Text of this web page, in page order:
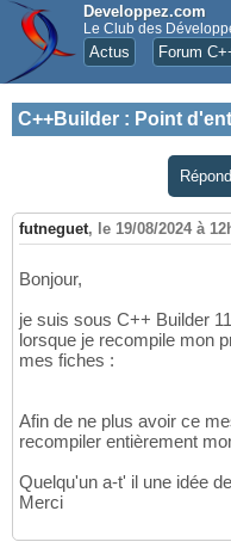
Developpez.com
Le Club des
Actus Forum
C++Builder : Point
futneguet, le 19/08/2024 à
Bonjour,
je suis sous C++ Builder
lorsque je recompile mon
mes fiches :
Afin de ne plus avoir ce
recompiler entièrement
Quelqu'un a-t' il une idée
Merci